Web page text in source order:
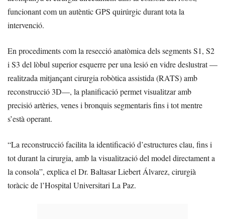
funcionant com un autèntic GPS quirúrgic durant tota la
intervenció.
En procediments com la resecció anatòmica dels segments S1, S2
i S3 del lòbul superior esquerre per una lesió en vidre deslustrat —
realitzada mitjançant cirurgia robòtica assistida (RATS) amb
reconstrucció 3D—, la planificació permet visualitzar amb
precisió artèries, venes i bronquis segmentaris fins i tot mentre
s’està operant.
“La reconstrucció facilita la identificació d’estructures clau, fins i
tot durant la cirurgia, amb la visualització del model directament a
la consola”, explica el Dr. Baltasar Liebert Álvarez, cirurgià
toràcic de l’Hospital Universitari La Paz.